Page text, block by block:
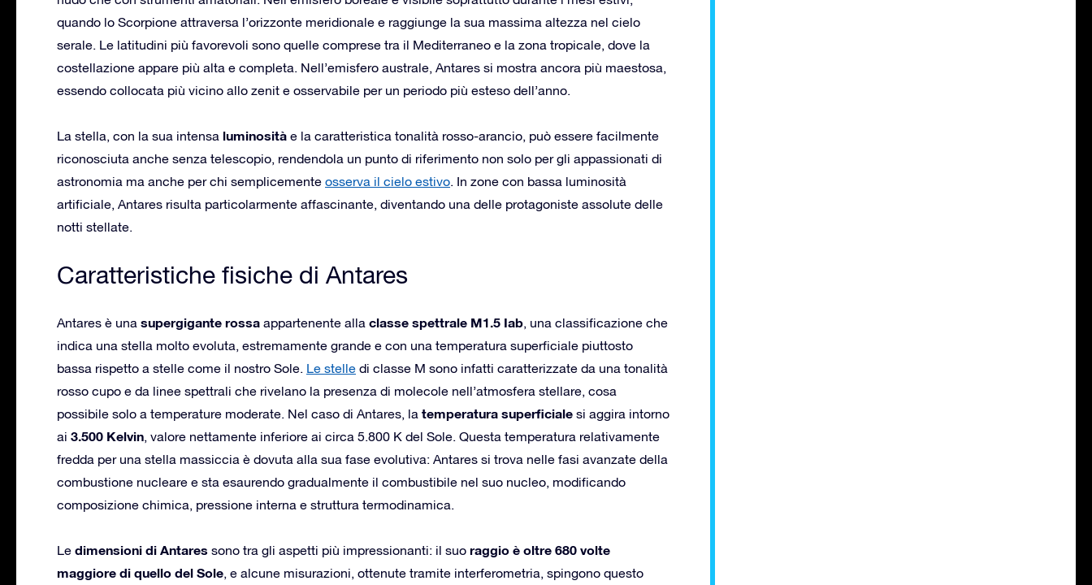
quando lo Scorpione attraversa l’orizzonte meridionale e raggiunge la sua massima altezza nel cielo
serale. Le latitudini più favorevoli sono quelle comprese tra il Mediterraneo e la zona tropicale, dove la
costellazione appare più alta e completa. Nell’emisfero australe, Antares si mostra ancora più maestosa,
essendo collocata più vicino allo zenit e osservabile per un periodo più esteso dell’anno.
La stella, con la sua intensa luminosità e la caratteristica tonalità rosso-arancio, può essere facilmente
riconosciuta anche senza telescopio, rendendola un punto di riferimento non solo per gli appassionati di
astronomia ma anche per chi semplicemente osserva il cielo estivo. In zone con bassa luminosità
artificiale, Antares risulta particolarmente affascinante, diventando una delle protagoniste assolute delle
notti stellate.
Caratteristiche fisiche di Antares
Antares è una supergigante rossa appartenente alla classe spettrale M1.5 Iab, una classificazione che
indica una stella molto evoluta, estremamente grande e con una temperatura superficiale piuttosto
bassa rispetto a stelle come il nostro Sole. Le stelle di classe M sono infatti caratterizzate da una tonalità
rosso cupo e da linee spettrali che rivelano la presenza di molecole nell’atmosfera stellare, cosa
possibile solo a temperature moderate. Nel caso di Antares, la temperatura superficiale si aggira intorno
ai 3.500 Kelvin, valore nettamente inferiore ai circa 5.800 K del Sole. Questa temperatura relativamente
fredda per una stella massiccia è dovuta alla sua fase evolutiva: Antares si trova nelle fasi avanzate della
combustione nucleare e sta esaurendo gradualmente il combustibile nel suo nucleo, modificando
composizione chimica, pressione interna e struttura termodinamica.
Le dimensioni di Antares sono tra gli aspetti più impressionanti: il suo raggio è oltre 680 volte
maggiore di quello del Sole, e alcune misurazioni, ottenute tramite interferometria, spingono questo